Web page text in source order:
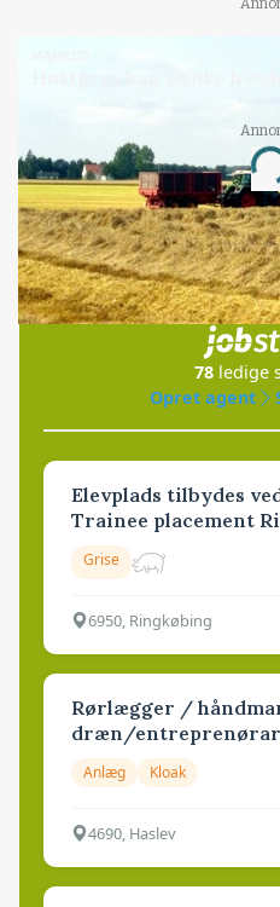
i
78 ledige
Opret agent
Elevplads tilbydes
Trainee placement
Grise
6950, Ringkøbing
Rørlægger /
dræn/
Anlæg Kloak
4690, Haslev